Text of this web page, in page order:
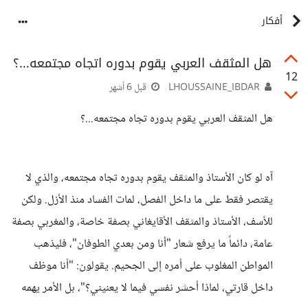
أفكار
12
هل المثقف العربي يقوم بدوره اتجاه مجتمعه...؟
قبل 6 أشهر
​هل المثقف العربي يقوم بدوره تجاه مجتمعه...؟
​آه لو كان الأستاذ والمثقف يقوم بدوره تجاه مجتمعه، والذي لا
يقتصر فقط على ما داخل الفصل، لمات الفساد منذ الأزل. ولكن
للأسف، الأستاذ والمثقف الأقايغاني بصفة خاصة، والمغربي بصفة
عامة، دائماً ما يرفع شعار "أنا ومن بعدي الطوفان"، فليذهب
المواطن المغلوب على أمره إلى الجحيم. يقولون: "أنا موظف
داخل قارتي، لماذا أحشر نفسي فيما لا يعنيني؟"، بل الأمر يهمه